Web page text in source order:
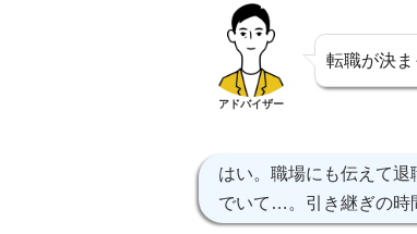
アドバイザー
転職が決
はい。職場にも伝えて
でいて…。引き継ぎの時